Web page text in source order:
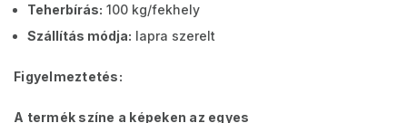
Teherbírás: 100 kg/fekhely
Szállítás módja: lapra szerelt
Figyelmeztetés:
A termék színe a képeken az egyes